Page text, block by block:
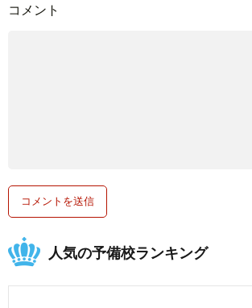
コメント
人気の予備校ランキング